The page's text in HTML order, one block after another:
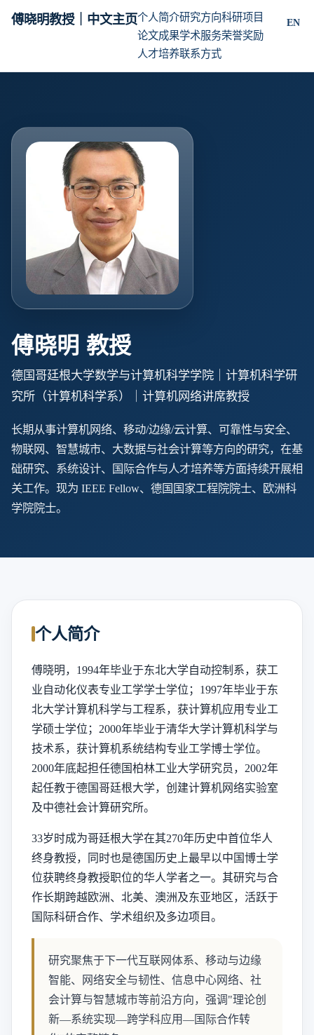
EN
傅晓明教授｜中文主页个人简介研究方向科研项目
论文成果学术服务荣誉奖励
人才培养联系方式
傅晓明 教授
德国哥廷根大学数学与计算机科学学院｜计算机科学研
究所（计算机科学系）｜计算机网络讲席教授
长期从事计算机网络、移动/边缘/云计算、可靠性与安全、
物联网、智慧城市、大数据与社会计算等方向的研究，在基
础研究、系统设计、国际合作与人才培养等方面持续开展相
关工作。现为 IEEE Fellow、德国国家工程院院士、欧洲科
学院院士。
个人简介
傅晓明，1994年毕业于东北大学自动控制系，获工
业自动化仪表专业工学学士学位；1997年毕业于东
北大学计算机科学与工程系，获计算机应用专业工
学硕士学位；2000年毕业于清华大学计算机科学与
技术系，获计算机系统结构专业工学博士学位。
2000年底起担任德国柏林工业大学研究员，2002年
起任教于德国哥廷根大学，创建计算机网络实验室
及中德社会计算研究所。
33岁时成为哥廷根大学在其270年历史中首位华人
终身教授，同时也是德国历史上最早以中国博士学
位获聘终身教授职位的华人学者之一。其研究与合
作长期跨越欧洲、北美、澳洲及东亚地区，活跃于
国际科研合作、学术组织及多边项目。
研究聚焦于下一代互联网体系、移动与边缘
智能、网络安全与韧性、信息中心网络、社
会计算与智慧城市等前沿方向，强调"理论创
新—系统实现—跨学科应用—国际合作转